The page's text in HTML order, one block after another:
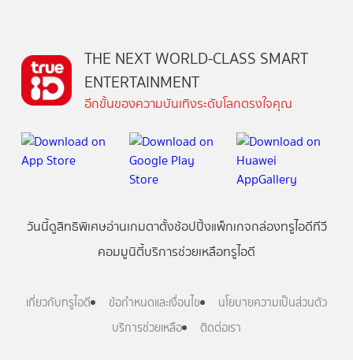
THE NEXT WORLD-CLASS SMART
ENTERTAINMENT
อีกขั้นของความบันเทิงระดับโลกตรงใจคุณ
วันนี้ดูสิทธิพิเศษอ่านเกมตาตั้งช้อปปิ้งแพ็กเกจกล่องทรูไอดีทีวี
คอมมูนิตี้บริการช่วยเหลือทรูไอดี
เกี่ยวกับทรูไอดี ข้อกำหนดและเงื่อนไข
นโยบายความเป็นส่วนตัว
บริการช่วยเหลือ
ติดต่อเรา